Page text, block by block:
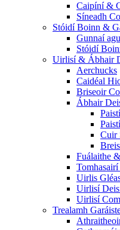
Caipíní &
Síneadh
Stóidí Boinn &
Gunnaí
Stóidí
Uirlisí & Ábhair
Aerchucks
Caidéal
Briseoir
Ábhair
Cuir
Fuálaithe
Uirlis
Uirlisí
Uirlisí
Trealamh